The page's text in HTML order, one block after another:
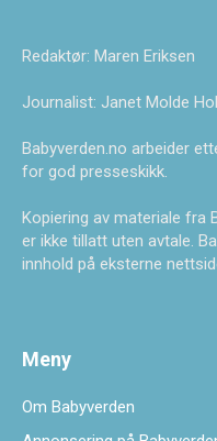
Redaktør: Maren Eriksen
Journalist: Janet Molde
Babyverden.no arbeider
for god presseskikk.
Kopiering av materiale fra
er ikke tillatt uten avtale.
innhold på eksterne
Meny
Om Babyverden